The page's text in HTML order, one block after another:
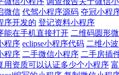
微信 代驾小程序源码 夺冠小程
序开发的 登记资料小程序
能在手机直接打开 二维码圆形
程序 eclipse小程序代码 二维小
程序 二手微信小程序 二手房插
用资质可以认证多少个小程序